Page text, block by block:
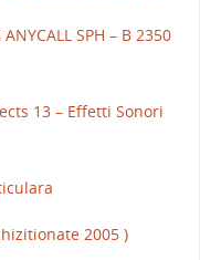
SPH – B 2350
13 – Effetti Sonori
2005 )